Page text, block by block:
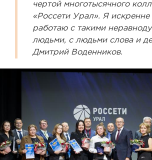
чертой многотысячного
«Россети Урал». Я искренне
работаю с такими
людьми, с людьми слова и
Дмитрий Воденников.